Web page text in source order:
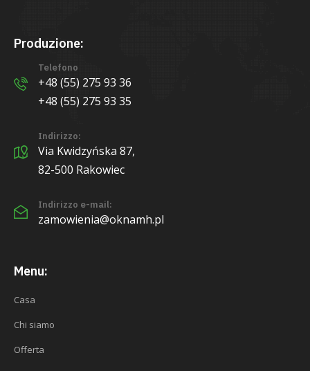
Produzione:
Telefono
+48 (55) 275 93 36
+48 (55) 275 93 35
Indirizzo:
Via Kwidzyńska 87,
82-500 Rakowiec
Indirizzo e-mail:
zamowienia@oknamh.pl
Menu:
Casa
Chi siamo
Offerta